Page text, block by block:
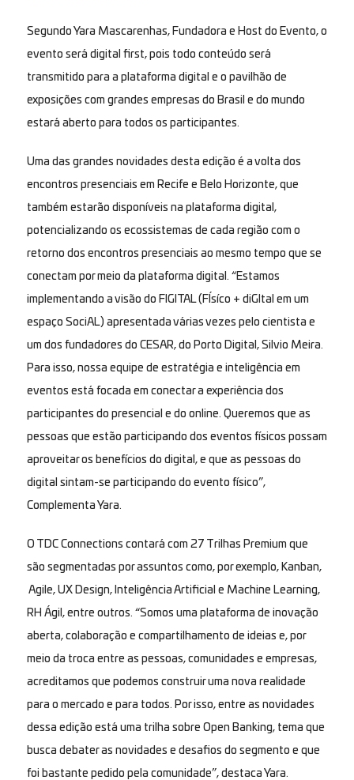
Segundo Yara Mascarenhas, Fundadora e Host do Evento, o
evento será digital first, pois todo conteúdo será
transmitido para a plataforma digital e o pavilhão de
exposições com grandes empresas do Brasil e do mundo
estará aberto para todos os participantes.
Uma das grandes novidades desta edição é a volta dos
encontros presenciais em Recife e Belo Horizonte, que
também estarão disponíveis na plataforma digital,
potencializando os ecossistemas de cada região com o
retorno dos encontros presenciais ao mesmo tempo que se
conectam por meio da plataforma digital. “Estamos
implementando a visão do FIGITAL ( FÍ síco + diGI tal em um
espaço SociAL) apresentada várias vezes pelo cientista e
um dos fundadores do CESAR, do Porto Digital, Silvio Meira.
Para isso, nossa equipe de estratégia e inteligência em
eventos está focada em conectar a experiência dos
participantes do presencial e do online. Queremos que as
pessoas que estão participando dos eventos físicos possam
aproveitar os benefícios do digital, e que as pessoas do
digital sintam-se participando do evento físico”,
Complementa Yara.
O TDC Connections contará com 27 Trilhas Premium que
são segmentadas por assuntos como, por exemplo, Kanban,
Agile, UX Design, Inteligência Artificial e Machine Learning,
RH Ágil, entre outros. “Somos uma plataforma de inovação
aberta, colaboração e compartilhamento de ideias e, por
meio da troca entre as pessoas, comunidades e empresas,
acreditamos que podemos construir uma nova realidade
para o mercado e para todos. Por isso, entre as novidades
dessa edição está uma trilha sobre Open Banking, tema que
busca debater as novidades e desafios do segmento e que
foi bastante pedido pela comunidade”, destaca Yara.